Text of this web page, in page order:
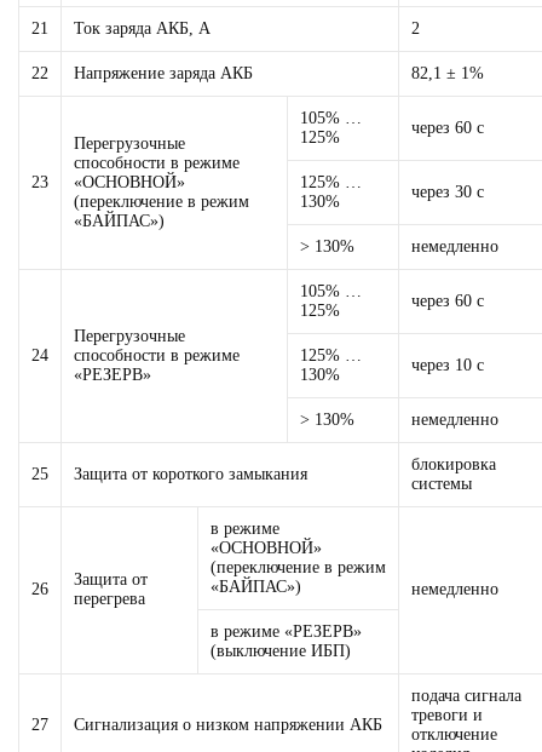
21 Ток заряда АКБ, А 2
22 Напряжение заряда АКБ 82,1 ± 1%
23
Перегрузочные
способности в режиме
«ОСНОВНОЙ»
(переключение в режим
«БАЙПАС»)
105% …
125%
через 60 с
125% …
130%
через 30 с
> 130% немедленно
24
Перегрузочные
способности в режиме
«РЕЗЕРВ»
105% …
125%
через 60 с
125% …
130%
через 10 с
> 130% немедленно
25 Защита от короткого замыкания
блокировка
системы
26
Защита от
перегрева
в режиме
«ОСНОВНОЙ»
(переключение в режим
«БАЙПАС»)
немедленно
в режиме «РЕЗЕРВ»
(выключение ИБП)
27 Сигнализация о низком напряжении АКБ
подача сигнала
тревоги и
отключение